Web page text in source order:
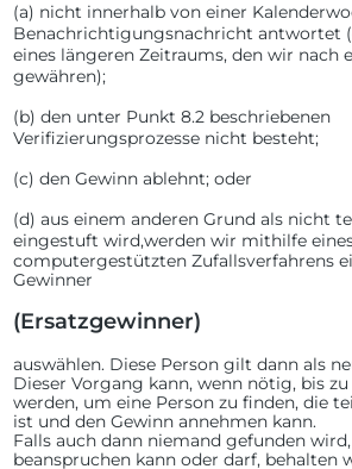
(a) nicht innerhalb von einer
Benachrichtigungsnachricht antwortet
eines längeren Zeitraums, den wir nach
gewähren);
(b)den unter Punkt 8.2 beschriebenen
Verifizierungsprozesse nicht besteht;
(c)den Gewinn ablehnt; oder
(d)aus einem anderen Grund als nicht
eingestuft wird,werden wir mithilfe
computergestützten Zufallsverfahrens
Gewinner
(Ersatzgewinner)
auswählen. Diese Person gilt dann als
Dieser Vorgang kann, wenn nötig, bis
werden, um eine Person zu finden, die
ist und den Gewinn annehmen kann.
Falls auch dann niemand gefunden
beanspruchen kann oder darf, behalten